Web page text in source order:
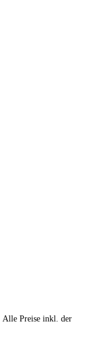
Alle Preise inkl. der